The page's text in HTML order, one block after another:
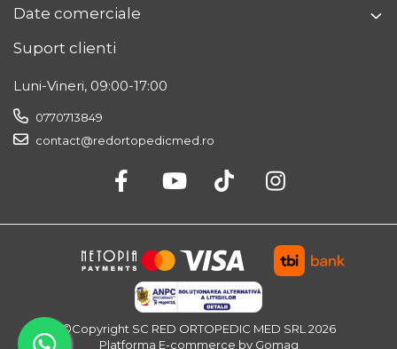
Date comerciale
Suport clienti
Luni-Vineri, 09:00-17:00
0770713849
contact@redortopedicmed.ro
©Copyright SC RED ORTOPEDIC MED SRL 2026
Platforma E-commerce by Gomag